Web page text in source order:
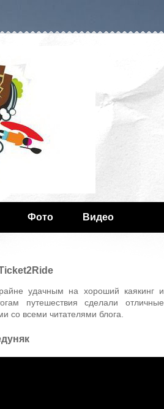
Фото Видео
удачным на хороший каякинг и
путешествия сделали отличные
со всеми читателями блога.